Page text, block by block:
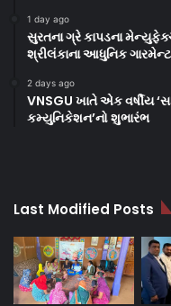
1 day ago
સુરતના ગ્રે કાપડના
શ્રીલંકાના આધુનિક
2 days ago
VNSGU ખાતે એક વર્ષીય
કમ્યુનિકેશન’નો શુભારંભ
Last Modified Posts